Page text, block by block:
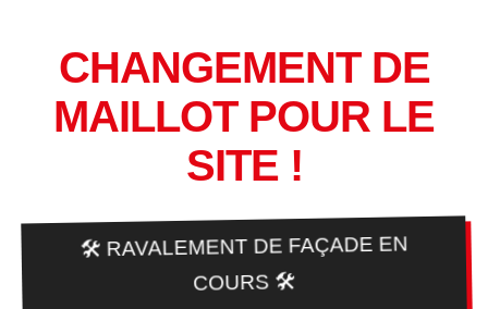
CHANGEMENT DE
MAILLOT POUR LE
SITE !
🛠️ RAVALEMENT DE FAÇADE EN
COURS 🛠️